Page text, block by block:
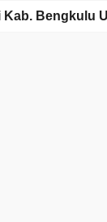
Kab. Bengkulu